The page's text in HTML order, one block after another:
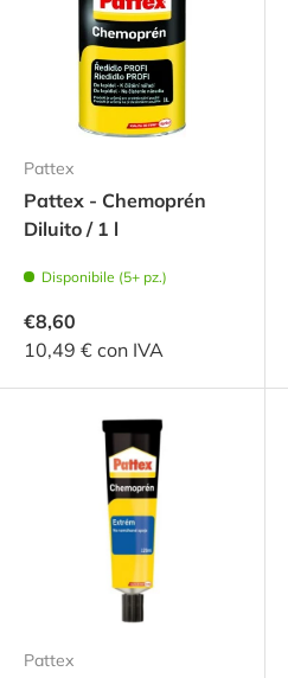
Pattex
Pattex - Chemoprén
Diluito / 1 l
Disponibile (5+ pz.)
€8,60
10,49 € con IVA
Pattex